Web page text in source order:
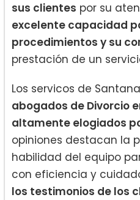
sus clientes por su
excelente capacidad
procedimientos y su
prestación de un
Los servicos de
abogados de Divorcio
altamente elogiados
opiniones destacan la
habilidad del equipo
con eficiencia y
los testimonios de los